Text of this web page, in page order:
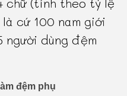
chữ (tính theo tỷ lệ
cứ 100 nam giới
dùng đệm